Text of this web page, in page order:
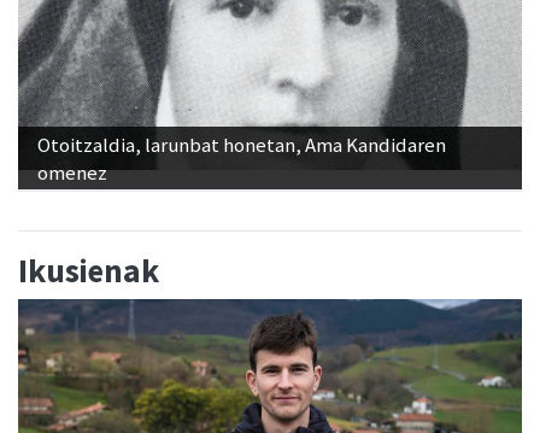
Otoitzaldia, larunbat honetan, Ama Kandidaren
omenez
Ikusienak